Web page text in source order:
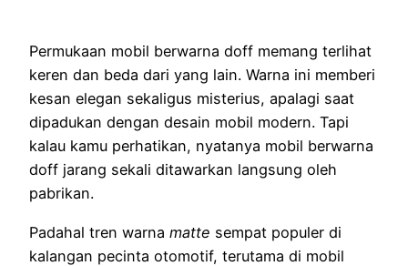
Permukaan mobil berwarna doff memang terlihat
keren dan beda dari yang lain. Warna ini memberi
kesan elegan sekaligus misterius, apalagi saat
dipadukan dengan desain mobil modern. Tapi
kalau kamu perhatikan, nyatanya mobil berwarna
doff jarang sekali ditawarkan langsung oleh
pabrikan.
Padahal tren warna matte sempat populer di
kalangan pecinta otomotif, terutama di mobil